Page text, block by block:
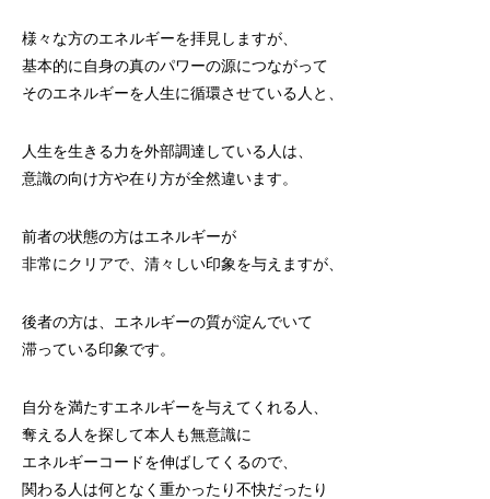
様々な方のエネルギーを拝見しますが、
基本的に自身の真のパワーの源につながって
そのエネルギーを人生に循環させている人と、
人生を生きる力を外部調達している人は、
意識の向け方や在り方が全然違います。
前者の状態の方はエネルギーが
非常にクリアで、清々しい印象を与えますが、
後者の方は、エネルギーの質が淀んでいて
滞っている印象です。
自分を満たすエネルギーを与えてくれる人、
奪える人を探して本人も無意識に
エネルギーコードを伸ばしてくるので、
関わる人は何となく重かったり不快だったり